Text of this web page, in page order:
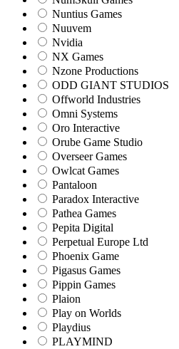
Nuntius Games
Nuuvem
Nvidia
NX Games
Nzone Productions
ODD GIANT STUDIOS
Offworld Industries
Omni Systems
Oro Interactive
Orube Game Studio
Overseer Games
Owlcat Games
Pantaloon
Paradox Interactive
Pathea Games
Pepita Digital
Perpetual Europe Ltd
Phoenix Game
Pigasus Games
Pippin Games
Plaion
Play on Worlds
Playdius
PLAYMIND